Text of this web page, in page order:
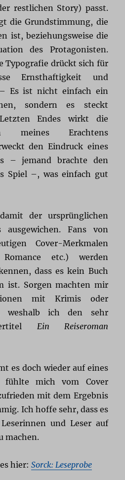
restlichen Story) passt.
die Grundstimmung, die
ist, beziehungsweise die
des Protagonisten.
Typografie drückt sich für
Ernsthaftigkeit und
Es ist nicht einfach ein
sondern es steckt
Endes wirkt die
meines Erachtens
den Eindruck eines
– jemand brachte den
Spiel –, was einfach gut
der ursprünglichen
ausgewichen. Fans von
Cover-Merkmalen
etc.) werden
dass es kein Buch
ist. Sorgen machten mir
mit Krimis oder
weshalb ich den sehr
Ein Reiseroman
es doch wieder auf eines
fühlte mich vom Cover
mit dem Ergebnis
Ich hoffe sehr, dass es
und Leser auf
machen.
hier:Sorck: Leseprobe